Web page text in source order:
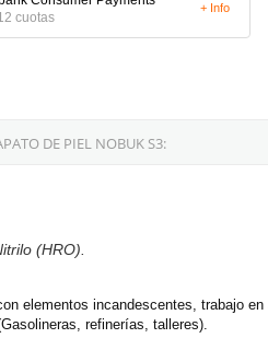
cuotas
+ Info
DE PIEL NOBUK S3:
(HRO).
elementos incandescentes, trabajo
refinerías, talleres).